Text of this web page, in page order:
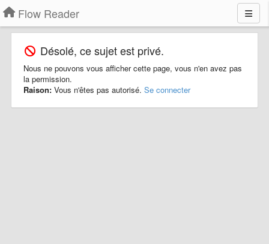
Flow Reader
Désolé, ce sujet est privé.
Nous ne pouvons vous afficher cette page, vous n'en avez pas
la permission.
Raison: Vous n'êtes pas autorisé. Se connecter